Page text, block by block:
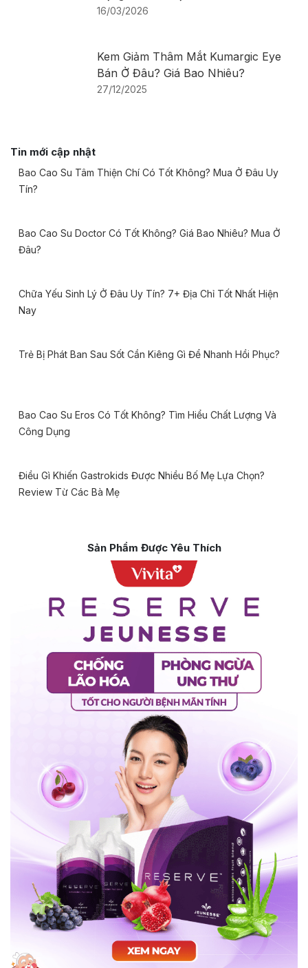
16/03/2026
Kem Giảm Thâm Mắt Kumargic Eye
Bán Ở Đâu? Giá Bao Nhiêu?
27/12/2025
Tin mới cập nhật
Bao Cao Su Tâm Thiện Chí Có Tốt Không? Mua Ở Đâu Uy
Tín?
Bao Cao Su Doctor Có Tốt Không? Giá Bao Nhiêu? Mua Ở
Đâu?
Chữa Yếu Sinh Lý Ở Đâu Uy Tín? 7+ Địa Chỉ Tốt Nhất Hiện
Nay
Trẻ Bị Phát Ban Sau Sốt Cần Kiêng Gì Để Nhanh Hồi Phục?
Bao Cao Su Eros Có Tốt Không? Tìm Hiểu Chất Lượng Và
Công Dụng
Điều Gì Khiến Gastrokids Được Nhiều Bố Mẹ Lựa Chọn?
Review Từ Các Bà Mẹ
Sản Phẩm Được Yêu Thích